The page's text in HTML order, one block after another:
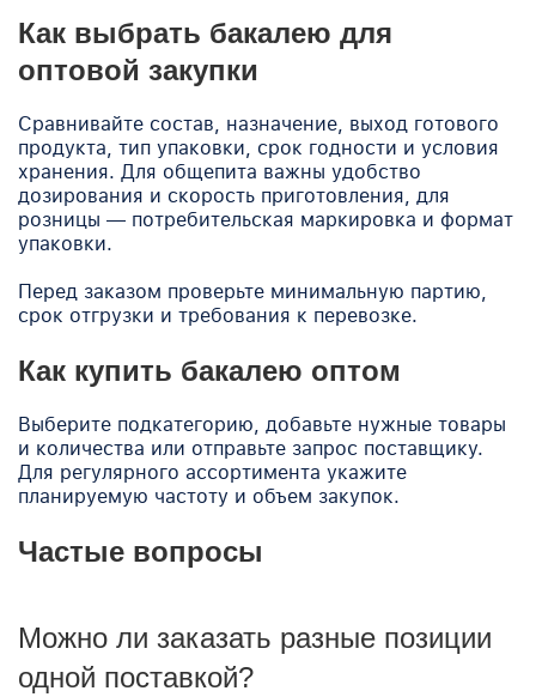
Как выбрать бакалею для
оптовой закупки
Сравнивайте состав, назначение, выход готового
продукта, тип упаковки, срок годности и условия
хранения. Для общепита важны удобство
дозирования и скорость приготовления, для
розницы — потребительская маркировка и формат
упаковки.
Перед заказом проверьте минимальную партию,
срок отгрузки и требования к перевозке.
Как купить бакалею оптом
Выберите подкатегорию, добавьте нужные товары
и количества или отправьте запрос поставщику.
Для регулярного ассортимента укажите
планируемую частоту и объем закупок.
Частые вопросы
Можно ли заказать разные позиции
одной поставкой?